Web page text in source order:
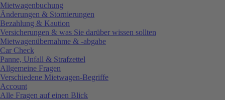
Mietwagenbuchung
Änderungen & Stornierungen
Bezahlung & Kaution
Versicherungen & was Sie darüber wissen sollten
Mietwagenübernahme & -abgabe
Car Check
Panne, Unfall & Strafzettel
Allgemeine Fragen
Verschiedene Mietwagen-Begriffe
Account
Alle Fragen auf einen Blick